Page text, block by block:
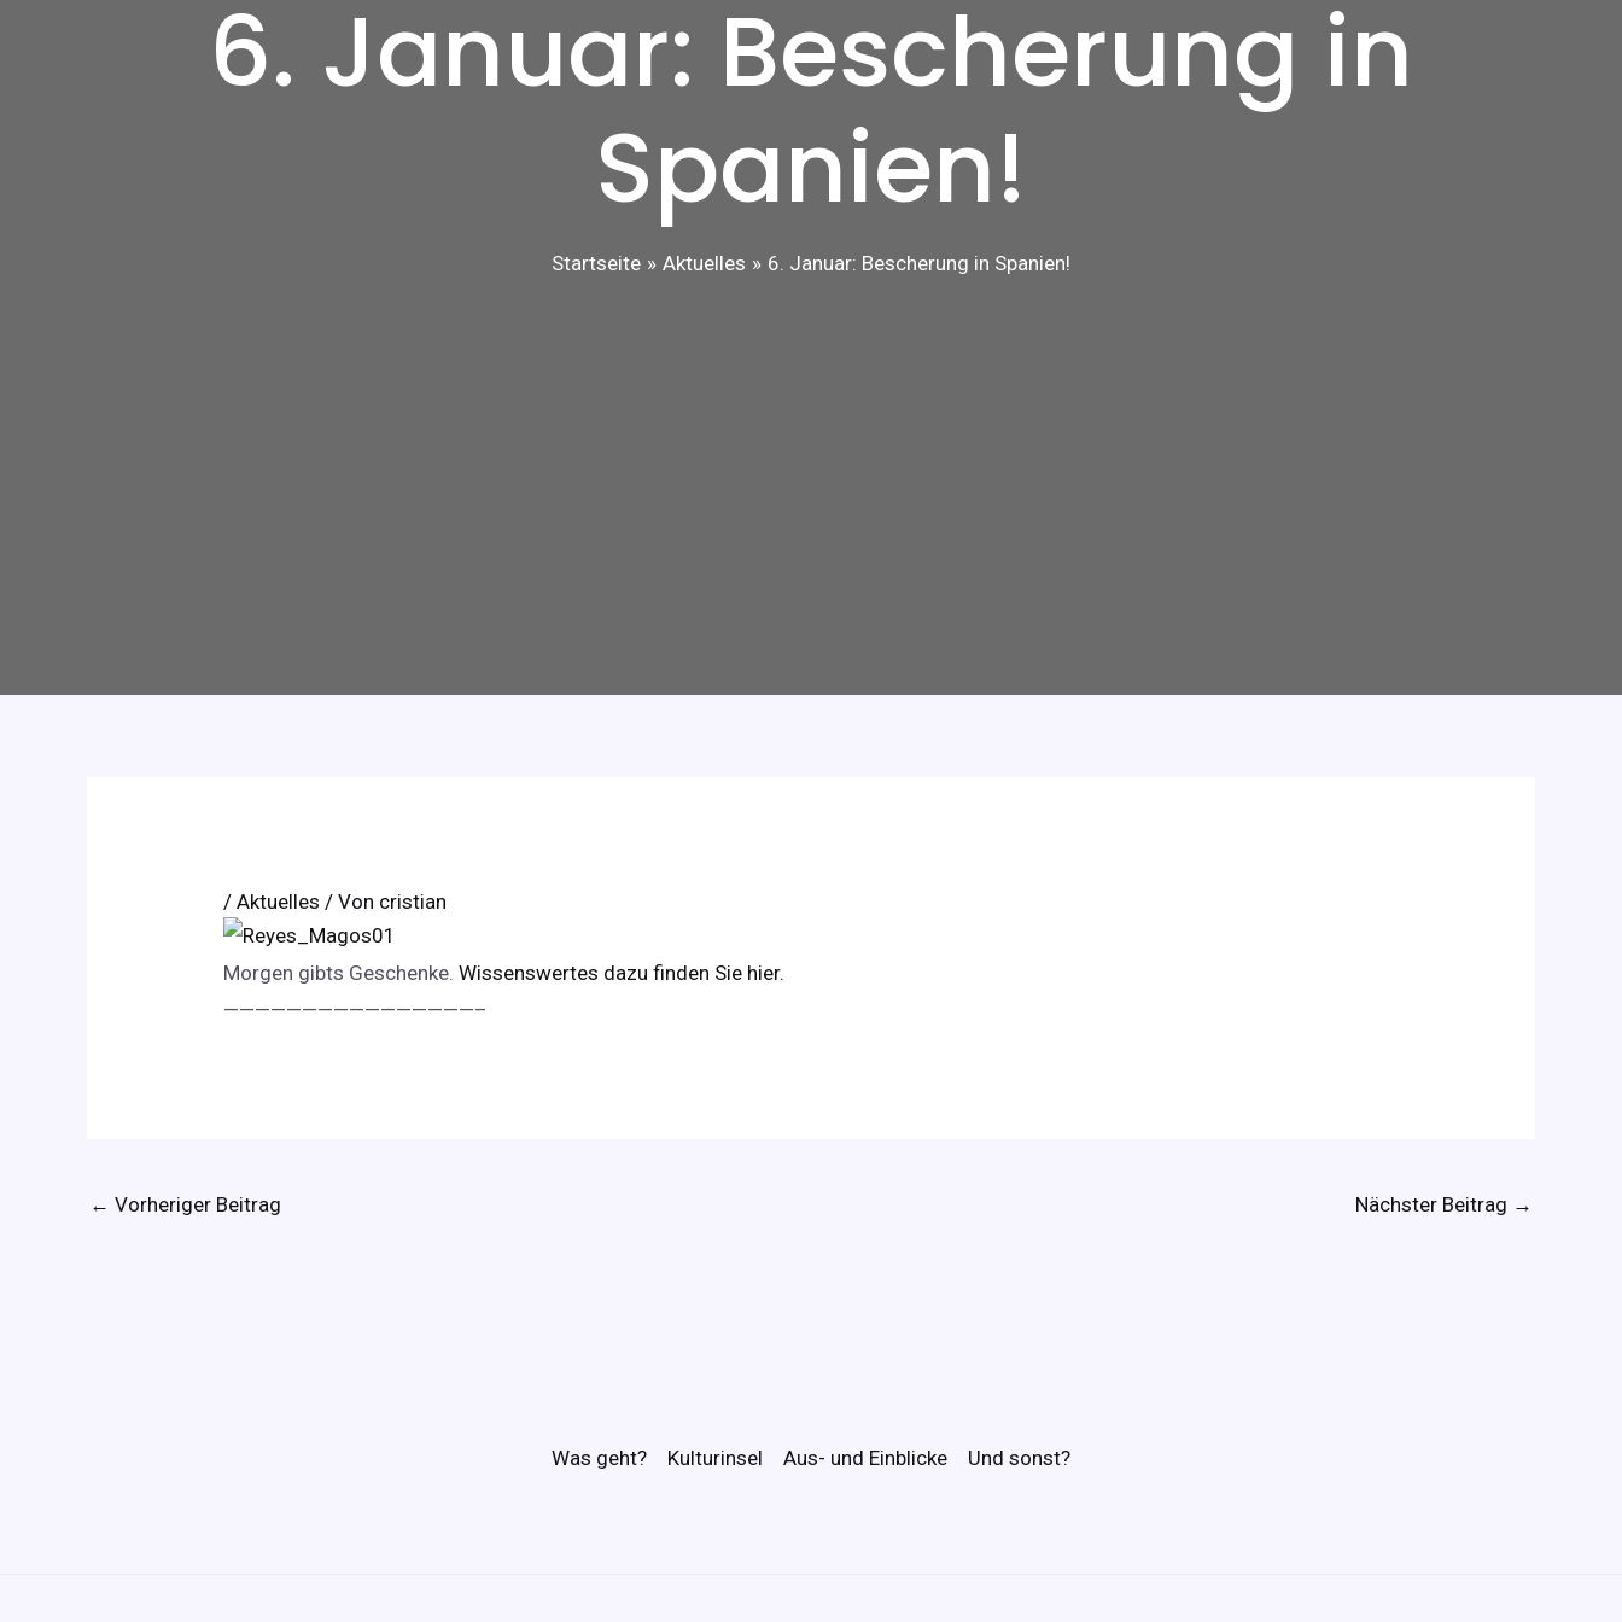
6. Januar: Bescherung in
Spanien!
Startseite Aktuelles 6. Januar: Bescherung in Spanien!
/Aktuelles / Von cristian
Morgen gibts Geschenke.Wissenswertes dazu finden Sie hier.
————————————————–
← Vorheriger Beitrag Nächster Beitrag →
Was geht? Kulturinsel Aus- und Einblicke Und sonst?